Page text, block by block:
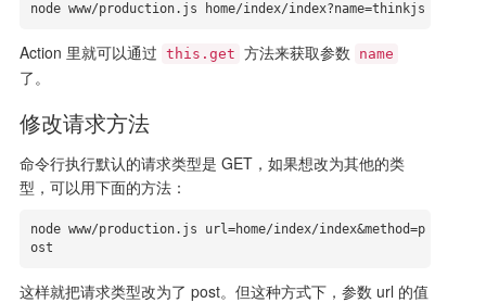
node www/production.js home/index/index?name=thinkjs
Action 里就可以通过 this.get 方法来获取参数 name
了。
修改请求方法
命令行执行默认的请求类型是 GET，如果想改为其他的类
型，可以用下面的方法：
node www/production.js url=home/index/index&method=p
ost
这样就把请求类型改为了 post。但这种方式下，参数 url 的值